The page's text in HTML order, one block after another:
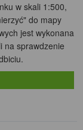
w skali 1:500,
do mapy
jest wykonana
na sprawdzenie